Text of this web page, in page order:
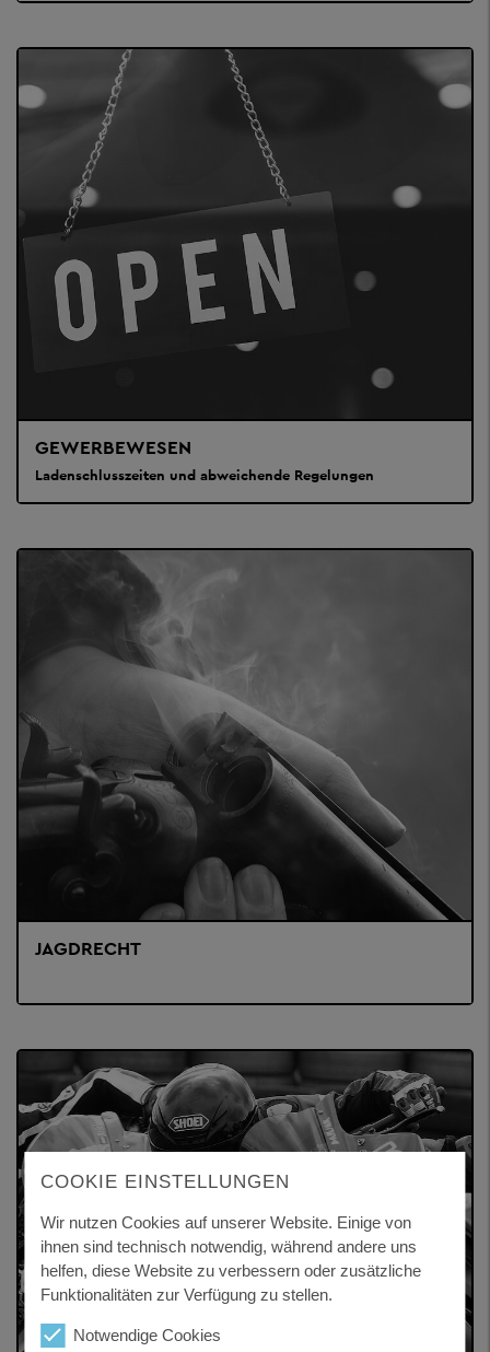
GEWERBEWESEN
Ladenschlusszeiten und abweichende Regelungen
JAGDRECHT
COOKIE EINSTELLUNGEN
Wir nutzen Cookies auf unserer Website. Einige von
ihnen sind technisch notwendig, während andere uns
helfen, diese Website zu verbessern oder zusätzliche
Funktionalitäten zur Verfügung zu stellen.
Notwendige Cookies